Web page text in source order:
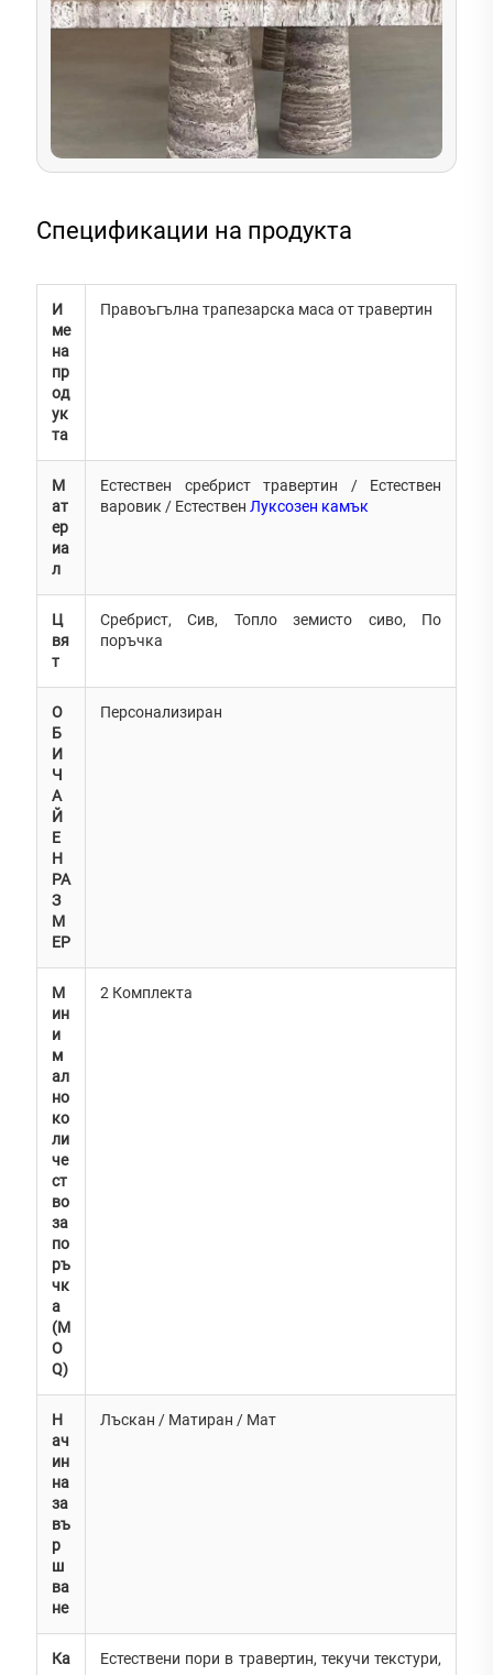
Спецификации на продукта
И
ме
на
пр
од
ук
та
Правоъгълна трапезарска маса от травертин
М
ат
ер
иа
л
Естествен сребрист травертин / Естествен
варовик / Естествен Луксозен камък
Ц
вя
т
Сребрист, Сив, Топло земисто сиво, По
поръчка
О
Б
И
Ч
А
Й
Е
Н
РА
З
М
ЕР
Персонализиран
М
ин
и
м
ал
но
ко
ли
че
ст
во
за
по
ръ
чк
а
(M
O
Q)
2 Комплекта
Н
ач
ин
на
за
въ
р
ш
ва
не
Лъскан / Матиран / Мат
Ка
Естествени пори в травертин, текучи текстури,